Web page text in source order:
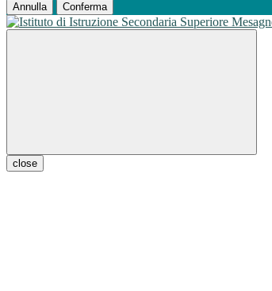
Annulla Conferma
close